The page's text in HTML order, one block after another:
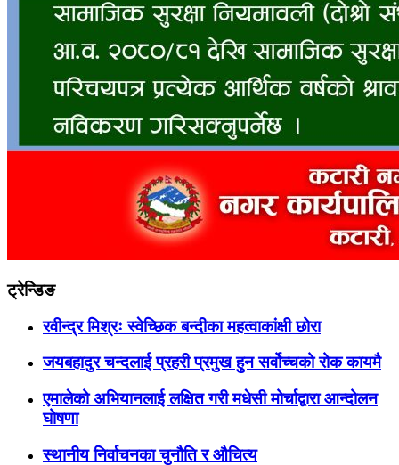
ट्रेन्डिङ
रवीन्द्र मिश्रः स्वेच्छिक बन्दीका महत्वाकांक्षी छोरा
जयबहादुर चन्दलाई प्रहरी प्रमुख हुन सर्वोच्चको रोक कायमै
एमालेको अभियानलाई लक्षित गरी मधेसी मोर्चाद्वारा आन्दोलन
घोषणा
स्थानीय निर्वाचनका चुनौति र औचित्य